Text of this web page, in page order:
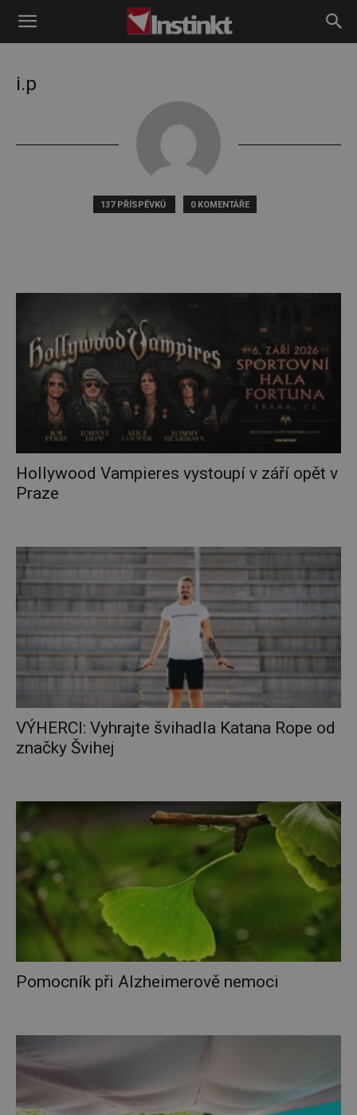
Instinkt
i.p
137 PŘÍSPĚVKŮ 0 KOMENTÁŘE
Hollywood Vampieres vystoupí v září opět v
Praze
VÝHERCI: Vyhrajte švihadla Katana Rope od
značky Švihej
Pomocník při Alzheimerově nemoci